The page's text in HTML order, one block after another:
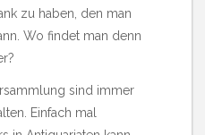
zu haben, den man
Wo findet man denn
sind immer
Einfach mal